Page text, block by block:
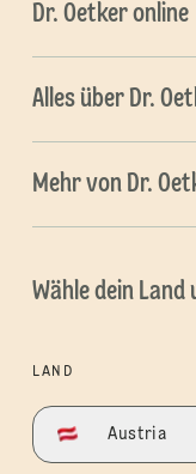
Dr. Oetker online
Alles über Dr.
Mehr von Dr.
Wähle dein Land
LAND
Austria